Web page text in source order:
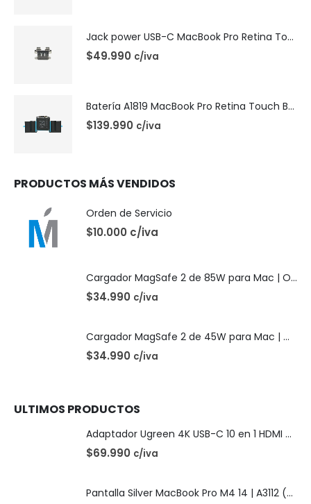
Jack power USB-C MacBook Pro Retina Touch Bar 13 | A1706 (2016)
$49.990 c/iva
Batería A1819 MacBook Pro Retina Touch Bar 13 | A1706 (2016)
$139.990 c/iva
PRODUCTOS MÁS VENDIDOS
Orden de Servicio
$10.000 c/iva
Cargador MagSafe 2 de 85W para Mac | OEM
$34.990 c/iva
Cargador MagSafe 2 de 45W para Mac | OEM
$34.990 c/iva
ULTIMOS PRODUCTOS
Adaptador Ugreen 4K USB-C 10 en 1 HDMI USB-C
$69.990 c/iva
Pantalla Silver MacBook Pro M4 14 | A3112 (2024)